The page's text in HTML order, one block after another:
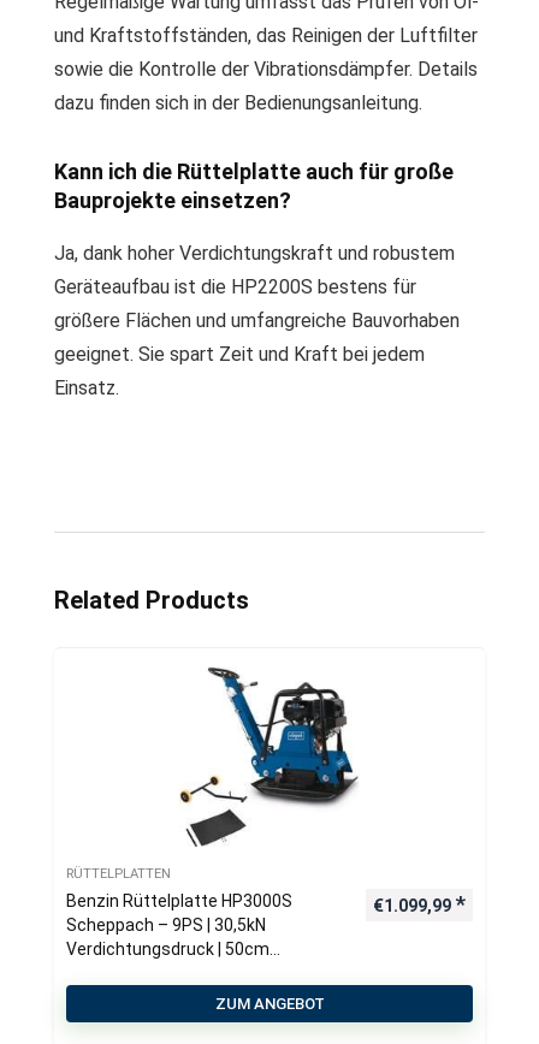
und Kraftstoffständen, das Reinigen der Luftfilter
sowie die Kontrolle der Vibrationsdämpfer. Details
dazu finden sich in der Bedienungsanleitung.
Kann ich die Rüttelplatte auch für große
Bauprojekte einsetzen?
Ja, dank hoher Verdichtungskraft und robustem
Geräteaufbau ist die HP2200S bestens für
größere Flächen und umfangreiche Bauvorhaben
geeignet. Sie spart Zeit und Kraft bei jedem
Einsatz.
Related Products
RÜTTELPLATTEN
Benzin Rüttelplatte HP3000S
Scheppach – 9PS | 30,5kN
Verdichtungsdruck | 50cm
Vorlauf | inkl. Gummimatte &
Fahrvorrichtung
€1.099,99
ZUM ANGEBOT